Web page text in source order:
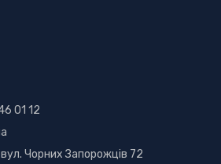
01 12
Чорних Запорожців 72